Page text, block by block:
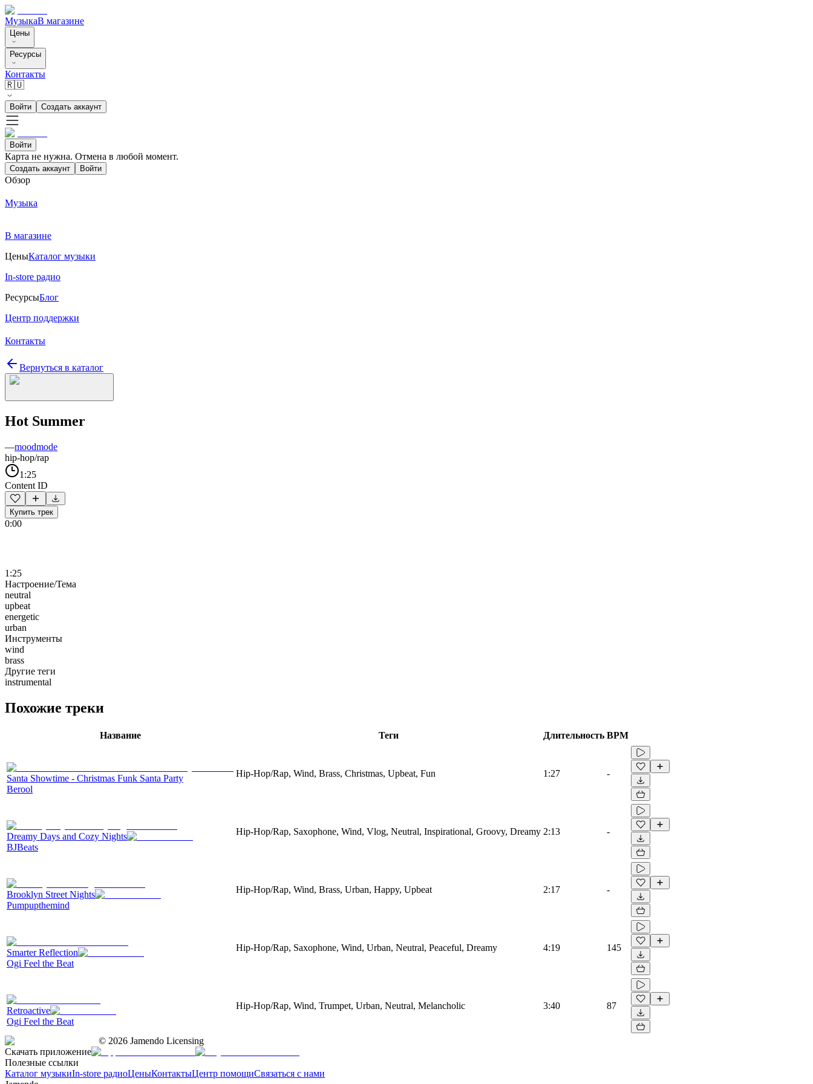
МузыкаВ магазине
Цены
Ресурсы
Контакты
🇷🇺
Войти Создать аккаунт
Войти
Карта не нужна. Отмена в любой момент.
Создать аккаунт Войти
Обзор
Музыка
В магазине
ЦеныКаталог музыки
In-store радио
РесурсыБлог
Центр поддержки
Контакты
Вернуться в каталог
Hot Summer
—moodmode
hip-hop/rap
1:25
Content ID
Купить трек
0:00
1:25
Настроение/Тема
neutral
upbeat
energetic
urban
Инструменты
wind
brass
Другие теги
instrumental
Похожие треки
Название Теги Длительность BPM
Santa Showtime - Christmas Funk Santa Party
Berool
Hip-Hop/Rap, Wind, Brass, Christmas, Upbeat, Fun 1:27 -
Dreamy Days and Cozy Nights
BJBeats
Hip-Hop/Rap, Saxophone, Wind, Vlog, Neutral, Inspirational, Groovy, Dreamy 2:13 -
Brooklyn Street Nights
Pumpupthemind
Hip-Hop/Rap, Wind, Brass, Urban, Happy, Upbeat 2:17 -
Smarter Reflection
Ogi Feel the Beat
Hip-Hop/Rap, Saxophone, Wind, Urban, Neutral, Peaceful, Dreamy 4:19 145
Retroactive
Ogi Feel the Beat
Hip-Hop/Rap, Wind, Trumpet, Urban, Neutral, Melancholic 3:40 87
© 2026 Jamendo Licensing
Скачать приложение
Полезные ссылки
Каталог музыкиIn-store радиоЦеныКонтактыЦентр помощиСвязаться с нами